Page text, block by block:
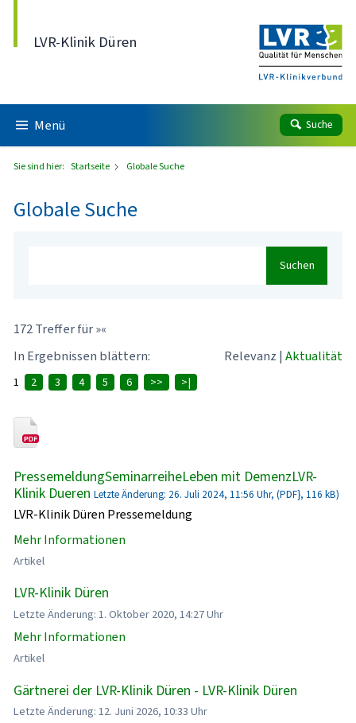
LVR-Klinik Düren
Menü Suche
Sie sind hier: Startseite Globale Suche
Globale Suche
Suchen
172 Treffer für »«
In Ergebnissen blättern:
Relevanz | Aktualität
1 2 3 4 5 6 >> >|
PressemeldungSeminarreiheLeben mit DemenzLVR-
Klinik Dueren Letzte Änderung: 26. Juli 2024, 11:56 Uhr, (PDF}, 116 kB)
LVR-Klinik Düren Pressemeldung
Mehr Informationen
Artikel
LVR-Klinik Düren
Letzte Änderung: 1. Oktober 2020, 14:27 Uhr
Mehr Informationen
Artikel
Gärtnerei der LVR-Klinik Düren - LVR-Klinik Düren
Letzte Änderung: 12. Juni 2026, 10:33 Uhr